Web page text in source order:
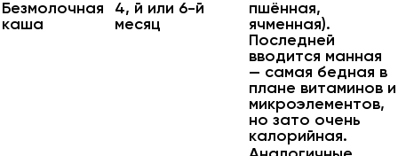
Безмолочная
каша
4, й или 6-й
месяц
пшённая,
ячменная).
Последней
вводится манная
— самая бедная в
плане витаминов и
микроэлементов,
но зато очень
калорийная.